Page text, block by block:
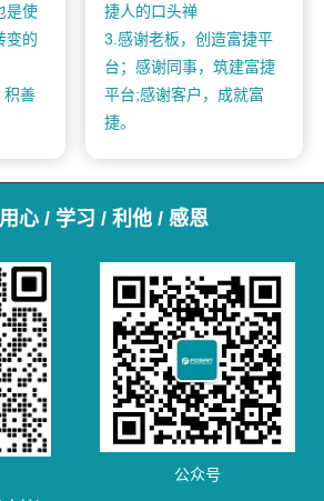
是使
变的
积善
捷人的口头禅
3.感谢老板，创造富捷平
台；感谢同事，筑建富捷
平台;感谢客户，成就富
捷。
心 / 学习 / 利他 / 感恩
公众号